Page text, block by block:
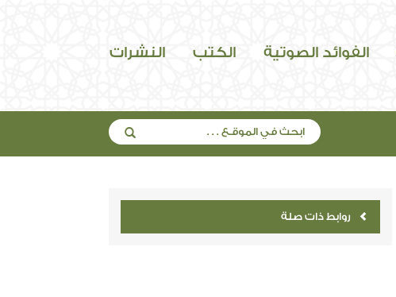
الفوائد الصوتية الكتب النشرات
روابط ذات صلة